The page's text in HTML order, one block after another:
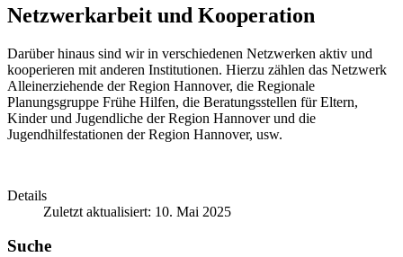
Netzwerkarbeit und Kooperation
Darüber hinaus sind wir in verschiedenen Netzwerken aktiv und
kooperieren mit anderen Institutionen. Hierzu zählen das Netzwerk
Alleinerziehende der Region Hannover, die Regionale
Planungsgruppe Frühe Hilfen, die Beratungsstellen für Eltern,
Kinder und Jugendliche der Region Hannover und die
Jugendhilfestationen der Region Hannover, usw.
Details
Zuletzt aktualisiert: 10. Mai 2025
Suche